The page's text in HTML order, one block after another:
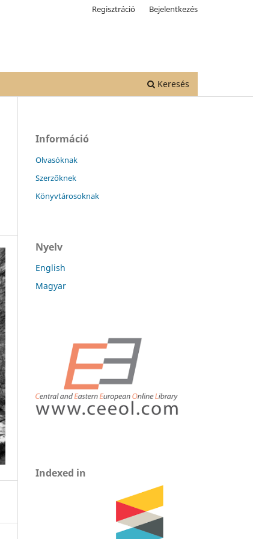
Keresés
Regisztráció Bejelentkezés
Információ
Olvasóknak
Szerzőknek
Könyvtárosoknak
Nyelv
English
Magyar
Indexed in